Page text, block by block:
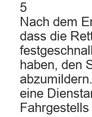
5
Nach dem
dass die
haben, den
eine